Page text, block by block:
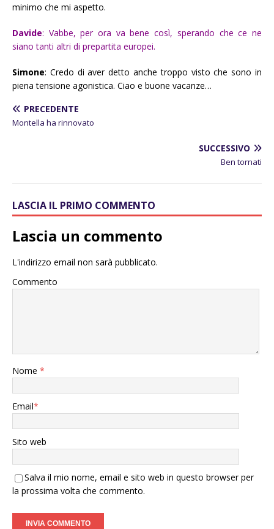
minimo che mi aspetto.
Davide: Vabbe, per ora va bene così, sperando che ce ne
siano tanti altri di prepartita europei.
Simone: Credo di aver detto anche troppo visto che sono in
piena tensione agonistica. Ciao e buone vacanze…
PRECEDENTE
Montella ha rinnovato
SUCCESSIVO
Ben tornati
LASCIA IL PRIMO COMMENTO
Lascia un commento
L'indirizzo email non sarà pubblicato.
Commento
Nome *
Email*
Sito web
Salva il mio nome, email e sito web in questo browser per
la prossima volta che commento.